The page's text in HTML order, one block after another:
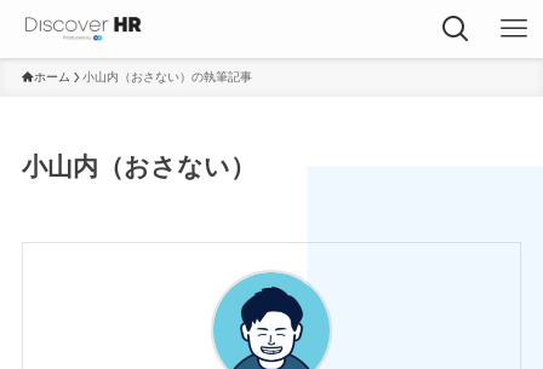
ホーム 小山内（おさない）の執筆記事
小山内（おさない）